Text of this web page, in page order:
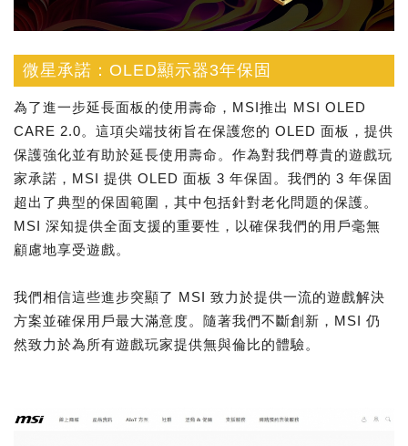
微星承諾：OLED顯示器3年保固
為了進一步延長面板的使用壽命，MSI推出 MSI OLED
CARE 2.0。這項尖端技術旨在保護您的 OLED 面板，提供
保護強化並有助於延長使用壽命。作為對我們尊貴的遊戲玩
家承諾，MSI 提供 OLED 面板 3 年保固。我們的 3 年保固
超出了典型的保固範圍，其中包括針對老化問題的保護。
MSI 深知提供全面支援的重要性，以確保我們的用戶毫無
顧慮地享受遊戲。
我們相信這些進步突顯了 MSI 致力於提供一流的遊戲解決
方案並確保用戶最大滿意度。隨著我們不斷創新，MSI 仍
然致力於為所有遊戲玩家提供無與倫比的體驗。